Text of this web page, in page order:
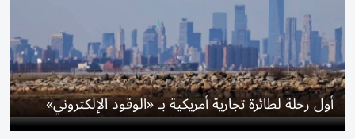
أول رحلة لطائرة تجارية أمريكية بـ «الوقود الإلكتروني»